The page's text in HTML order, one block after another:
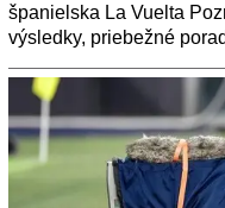
španielska La Vuelta
výsledky, priebežné